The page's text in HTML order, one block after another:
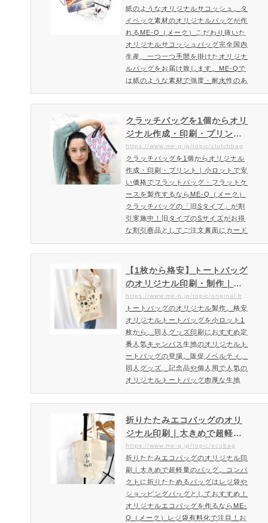
（メーク）
紙のようなオリジナルサコッシュ。タ
イベック素材のオリジナルバッグが作
れるME-Q（メーク）こだわり抜いた
オリジナルサコッシュバッグ完全国内
生産、一つ一つ手間を掛けたオリジナ
ルバッグをお届け致します。ME-Qで
は紙のような素材で強度・耐水性のあ
るタイベック素材のサコッシュを対応
開始致しました。すでに世の中に出回
っている既製品を使うのではなく細部
までこだわり抜いたオリジナル・サコ
ュの特徴今流行りの小物入…
クラッチバッグを1個からオリ
ジナル作成・印刷・プリント
｜小ロットで安い価格でフラ
ットバッグ・フラットケース
を製作するならME-Q（メー
ク）
https://www.me-q.jp/topic/clutchbag
クラッチバッグを1個からオリジナル
作成・印刷・プリント｜小ロットで安
い価格でフラットバッグ・フラットケ
ースを製作するならME-Q（メーク）
クラッチバッグの「旧Sタイプ」が割
引実施中！旧タイプのSサイズがお得
な割引商品としてご注文裏面にカード
ホルダーが追加された新タイプのクラ
ッチバッグ新登場に伴い、旧タイプの
Sサイズがお得な割引商品としてご注
文頂けます。クラッチバッグ（フラッ
トケース・フラットバッグ）をオリジ
【1枚から格安】トートバッグ
のオリジナル印刷・制作｜オ
リジナルトートバッグのプリ
ント（小ロット）をオーダー
メイド・自作するならME-Q
（メーク）
https://www.me-q.jp/topic/original-bag
トートバッグのオリジナル製作。格安
オリジナルトートバッグを小ロット1
枚から。同人グッズ印刷におすすめ定
番人気キャンバス生地のオリジナルト
ートバッグの登場。販促ノベルティ、
同人グッズ、記念品や個人用で人気の
オリジナルトートバッグ肉厚な生地
（12オンス）の定番キャンバストート
バッグ。販促ノベルティ、同人グッ
ズ、記念品や個人用で人気のオリジナ
ルトートバッグ。名入れ・お気に入り
の写真・デザインなどあなたの作品を
ジナルトートバッグを作成・…
折りたたみエコバッグのオリ
ジナル印刷｜大きめで超軽量
のバッグ。コンパクトに折り
たためるバッグはレジ袋やシ
ョッピングバッグとしておす
すめ！オリジナルエコバッグ
を作るならME-Q（メーク）
https://www.me-q.jp/topic/ecobag
折りたたみエコバッグのオリジナル印
刷｜大きめで超軽量のバッグ。コンパ
クトに折りたためるバッグはレジ袋や
ショッピングバッグとしておすすめ！
オリジナルエコバッグを作るならME-
Q（メーク）レジ袋有料化で注目！お